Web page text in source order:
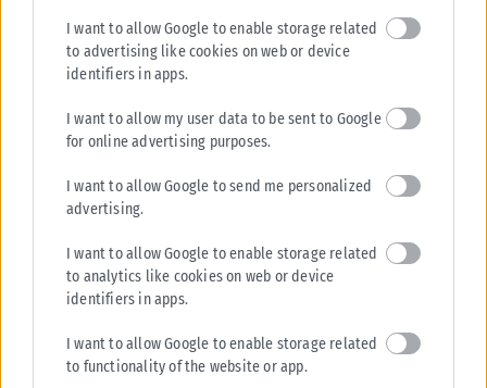
I want to allow Google to enable storage related
to advertising like cookies on web or device
identifiers in apps.
I want to allow my user data to be sent to Google
for online advertising purposes.
I want to allow Google to send me personalized
advertising.
I want to allow Google to enable storage related
to analytics like cookies on web or device
identifiers in apps.
I want to allow Google to enable storage related
to functionality of the website or app.
HEALTH
νέα μέσα σε μία εβδομάδα, 6 θάνατοι
Αυξητική πορεία συνεχίζει να καταγράφει η λοίμωξη από τον ιό του
Δυτικού Νείλου στην Ελλάδα, με τον ΕΟΔΥ να ανακοινώνει...
ΑΝΑΡΤΉΘΗΚΕ ΑΠΌ KARFITSANEWS